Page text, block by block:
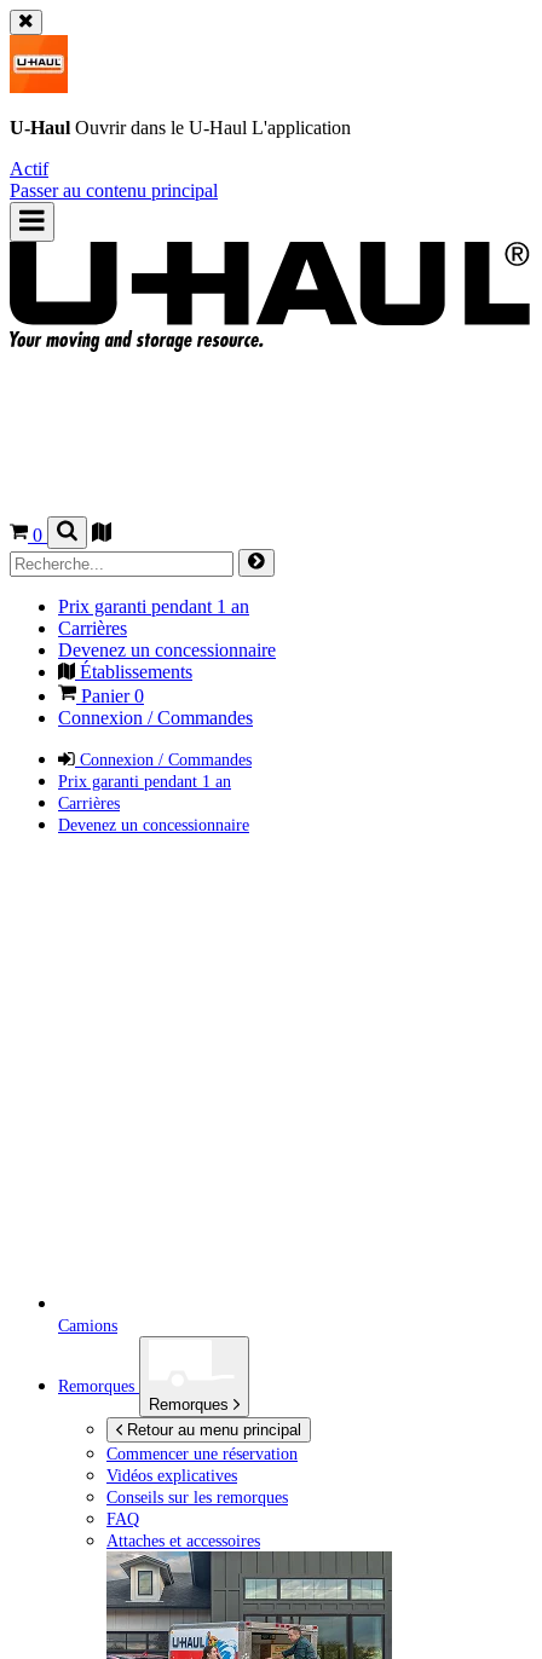
U-Haul Ouvrir dans le U-Haul L'application
Actif
Passer au contenu principal
0
Prix garanti pendant 1 an
Carrières
Devenez un concessionnaire
Établissements
Panier0
Connexion / Commandes
Connexion / Commandes
Prix garanti pendant 1 an
Carrières
Devenez un concessionnaire
Camions
Remorques
Remorques
Retour au menu principal
Commencer une réservation
Vidéos explicatives
Conseils sur les remorques
FAQ
Attaches et accessoires